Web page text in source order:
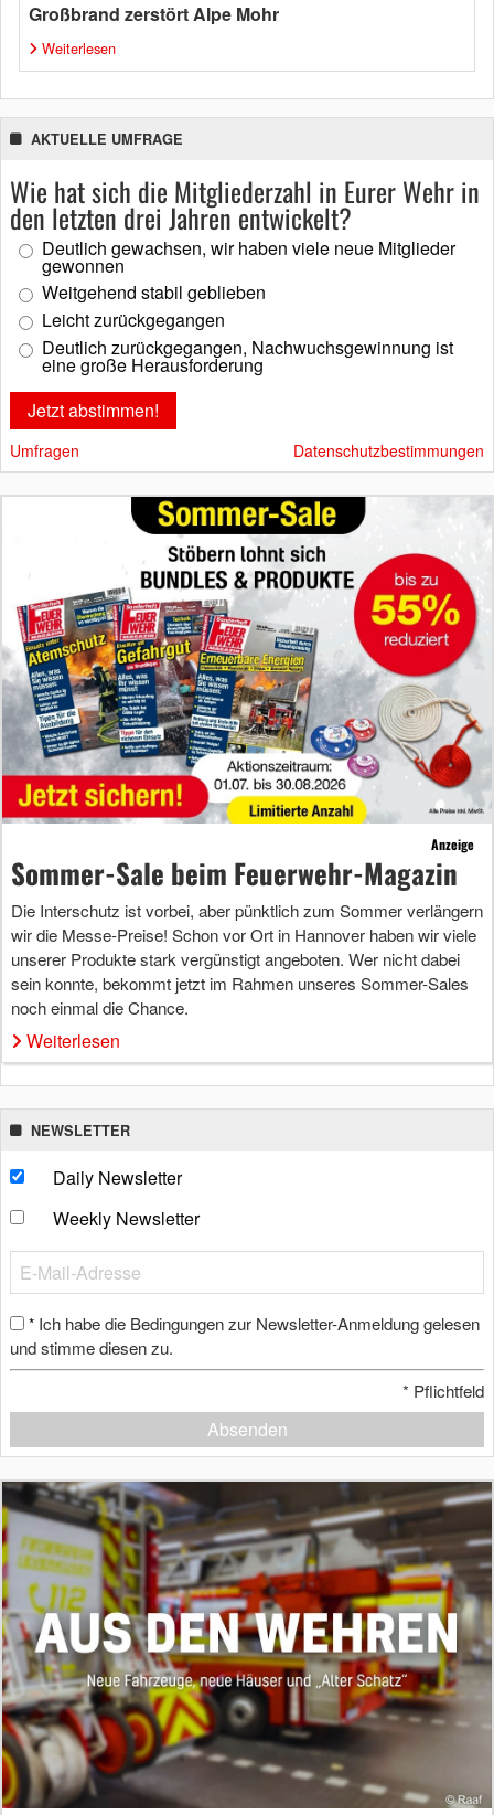
Großbrand zerstört Alpe Mohr
Weiterlesen
AKTUELLE UMFRAGE
Wie hat sich die Mitgliederzahl in Eurer Wehr in
den letzten drei Jahren entwickelt?
Deutlich gewachsen, wir haben viele neue Mitglieder
gewonnen
Weitgehend stabil geblieben
Leicht zurückgegangen
Deutlich zurückgegangen, Nachwuchsgewinnung ist
eine große Herausforderung
Umfragen Datenschutzbestimmungen
Anzeige
Sommer-Sale beim Feuerwehr-Magazin
Die Interschutz ist vorbei, aber pünktlich zum Sommer verlängern
wir die Messe-Preise! Schon vor Ort in Hannover haben wir viele
unserer Produkte stark vergünstigt angeboten. Wer nicht dabei
sein konnte, bekommt jetzt im Rahmen unseres Sommer-Sales
noch einmal die Chance.
Weiterlesen
NEWSLETTER
Daily Newsletter
Weekly Newsletter
* Ich habe die Bedingungen zur Newsletter-Anmeldung gelesen
und stimme diesen zu.
* Pflichtfeld
Absenden